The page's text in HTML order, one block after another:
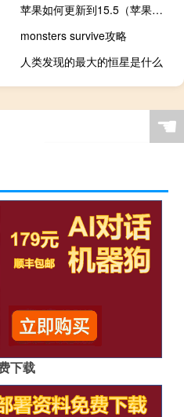
苹果如何更新到15.5（苹果最新系统ios7）
monsters survive攻略
人类发现的最大的恒星是什么
☚
下载